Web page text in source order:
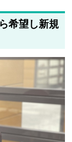
希望し新規